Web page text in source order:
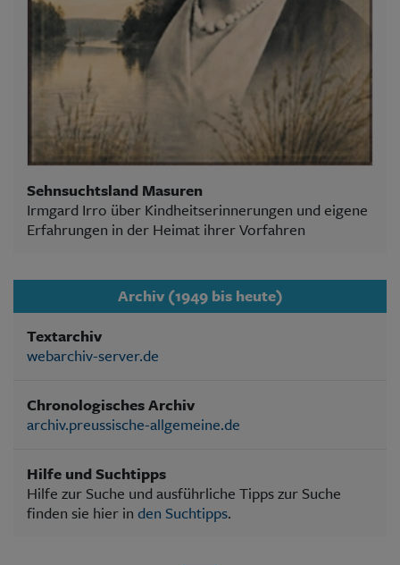
Sehnsuchtsland Masuren
Irmgard Irro über Kindheitserinnerungen und eigene
Erfahrungen in der Heimat ihrer Vorfahren
Archiv (1949 bis heute)
Textarchiv
webarchiv-server.de
Chronologisches Archiv
archiv.preussische-allgemeine.de
Hilfe und Suchtipps
Hilfe zur Suche und ausführliche Tipps zur Suche
finden sie hier in den Suchtipps.